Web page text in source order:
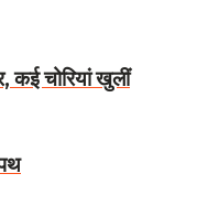
कई चोरियां खुलीं